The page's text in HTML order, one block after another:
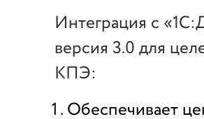
Интеграция с
версия 3.0 для
КПЭ:
Обеспечивает